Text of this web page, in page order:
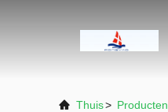
Thuis> Producten